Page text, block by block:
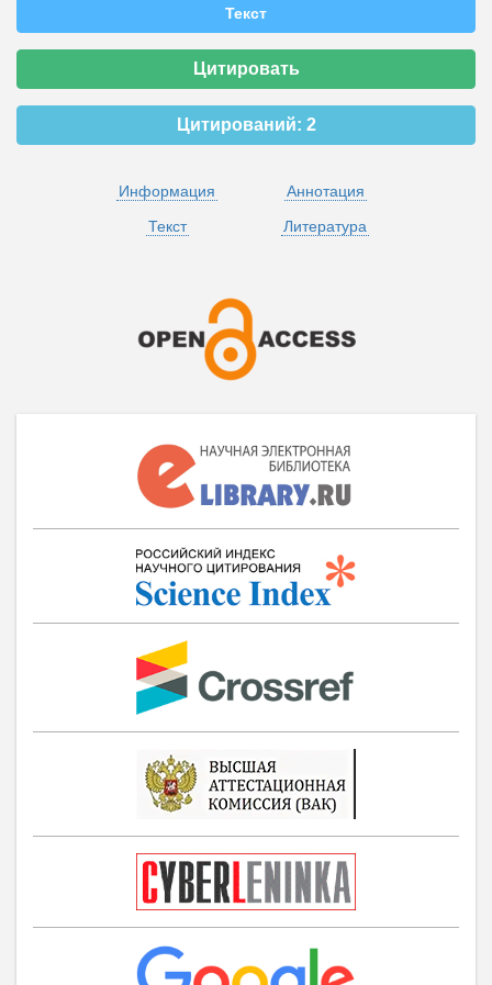
Текст
Цитировать
Цитирований: 2
Информация
Аннотация
Текст
Литература